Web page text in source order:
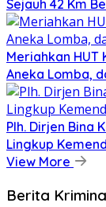
Sejauh 42 Km
Meriahkan HUT
Aneka Lomba,
Plh. Dirjen Bina
Lingkup
View More
Berita